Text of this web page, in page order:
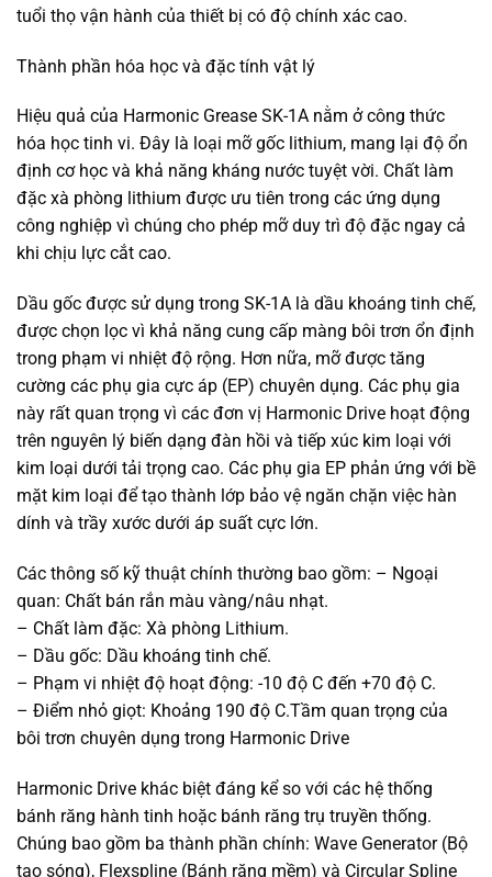
tuổi thọ vận hành của thiết bị có độ chính xác cao.
Thành phần hóa học và đặc tính vật lý
Hiệu quả của Harmonic Grease SK-1A nằm ở công thức
hóa học tinh vi. Đây là loại mỡ gốc lithium, mang lại độ ổn
định cơ học và khả năng kháng nước tuyệt vời. Chất làm
đặc xà phòng lithium được ưu tiên trong các ứng dụng
công nghiệp vì chúng cho phép mỡ duy trì độ đặc ngay cả
khi chịu lực cắt cao.
Dầu gốc được sử dụng trong SK-1A là dầu khoáng tinh chế,
được chọn lọc vì khả năng cung cấp màng bôi trơn ổn định
trong phạm vi nhiệt độ rộng. Hơn nữa, mỡ được tăng
cường các phụ gia cực áp (EP) chuyên dụng. Các phụ gia
này rất quan trọng vì các đơn vị Harmonic Drive hoạt động
trên nguyên lý biến dạng đàn hồi và tiếp xúc kim loại với
kim loại dưới tải trọng cao. Các phụ gia EP phản ứng với bề
mặt kim loại để tạo thành lớp bảo vệ ngăn chặn việc hàn
dính và trầy xước dưới áp suất cực lớn.
Các thông số kỹ thuật chính thường bao gồm: – Ngoại
quan: Chất bán rắn màu vàng/nâu nhạt.
– Chất làm đặc: Xà phòng Lithium.
– Dầu gốc: Dầu khoáng tinh chế.
– Phạm vi nhiệt độ hoạt động: -10 độ C đến +70 độ C.
– Điểm nhỏ giọt: Khoảng 190 độ C.Tầm quan trọng của
bôi trơn chuyên dụng trong Harmonic Drive
Harmonic Drive khác biệt đáng kể so với các hệ thống
bánh răng hành tinh hoặc bánh răng trụ truyền thống.
Chúng bao gồm ba thành phần chính: Wave Generator (Bộ
tạo sóng), Flexspline (Bánh răng mềm) và Circular Spline